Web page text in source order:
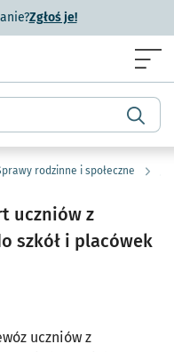
Zgłoś je!- otworzy się w
Poradnik
rodzinne i społeczne
uczniów z
szkół i placówek
uczniów z